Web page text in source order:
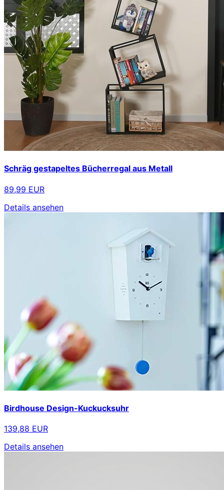
Schräg gestapeltes Bücherregal aus Metall
89,99 EUR
Details ansehen
Birdhouse Design-Kuckucksuhr
139,88 EUR
Details ansehen